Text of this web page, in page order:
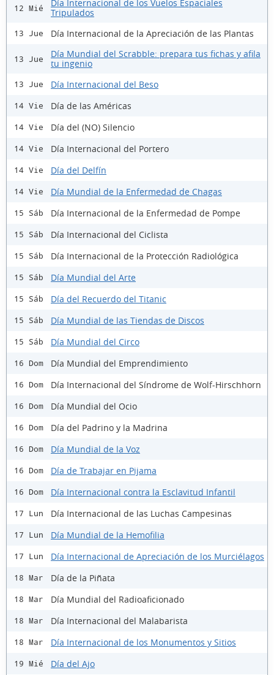
12 Mié
Día Internacional de los Vuelos Espaciales
Tripulados
13 Jue Día Internacional de la Apreciación de las Plantas
13 Jue
Día Mundial del Scrabble: prepara tus fichas y afila
tu ingenio
13 Jue Día Internacional del Beso
14 Vie Día de las Américas
14 Vie Día del (NO) Silencio
14 Vie Día Internacional del Portero
14 Vie Día del Delfín
14 Vie Día Mundial de la Enfermedad de Chagas
15 Sáb Día Internacional de la Enfermedad de Pompe
15 Sáb Día Internacional del Ciclista
15 Sáb Día Internacional de la Protección Radiológica
15 Sáb Día Mundial del Arte
15 Sáb Día del Recuerdo del Titanic
15 Sáb Día Mundial de las Tiendas de Discos
15 Sáb Día Mundial del Circo
16 Dom Día Mundial del Emprendimiento
16 Dom Día Internacional del Síndrome de Wolf-Hirschhorn
16 Dom Día Mundial del Ocio
16 Dom Día del Padrino y la Madrina
16 Dom Día Mundial de la Voz
16 Dom Día de Trabajar en Pijama
16 Dom Día Internacional contra la Esclavitud Infantil
17 Lun Día Internacional de las Luchas Campesinas
17 Lun Día Mundial de la Hemofilia
17 Lun Día Internacional de Apreciación de los Murciélagos
18 Mar Día de la Piñata
18 Mar Día Mundial del Radioaficionado
18 Mar Día Internacional del Malabarista
18 Mar Día Internacional de los Monumentos y Sitios
19 Mié Día del Ajo